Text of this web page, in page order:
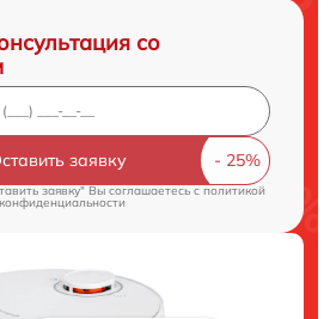
со
заявку
заявку" Вы соглашаетесь cполитикой
конфиденциальности